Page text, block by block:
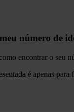
número de
encontrar o
é apenas